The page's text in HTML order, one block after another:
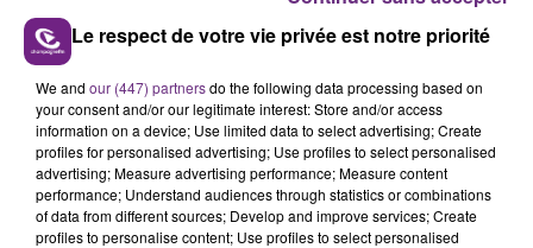
LE MAGASIN JOUÉCLUB DE REIMS FERME
SES PORTES
C'était l'une des institutions du centre-ville
rémois. Le magasin JouéClub est contraint de
Le respect de votre vie privée est notre priorité
We and our (447) partnersdo the following data processing based on
your consent and/or our legitimate interest: Store and/or access
information on a device; Use limited data to select advertising; Create
profiles for personalised advertising; Use profiles to select personalised
advertising; Measure advertising performance; Measure content
performance; Understand audiences through statistics or combinations
of data from different sources; Develop and improve services; Create
profiles to personalise content; Use profiles to select personalised